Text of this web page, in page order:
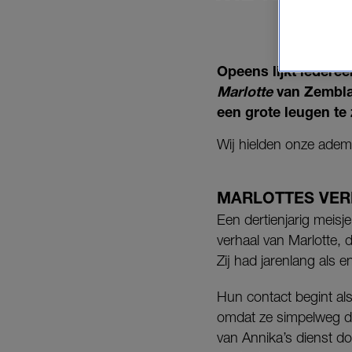
Opeens lijkt
Marlottevan
een grote leugen te
Wij hielden onze
MARLOTTES
Een dertienjarig
verhaal van Marlotte,
Zij had jarenlang als
Hun contact begint
omdat ze simpelweg
van Annika’s dienst